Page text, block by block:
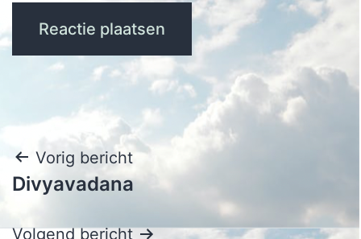
Bericht
navigatie
Vorig bericht
Divyavadana
Volgend bericht